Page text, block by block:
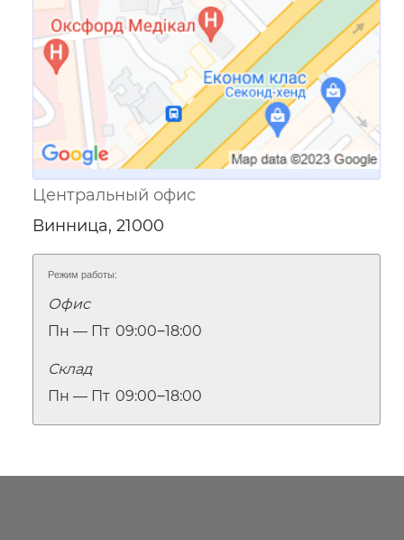
Центральный офис
Винница, 21000
Режим работы:
Офис
Пн — Пт 09:00‒18:00
Склад
Пн — Пт 09:00‒18:00